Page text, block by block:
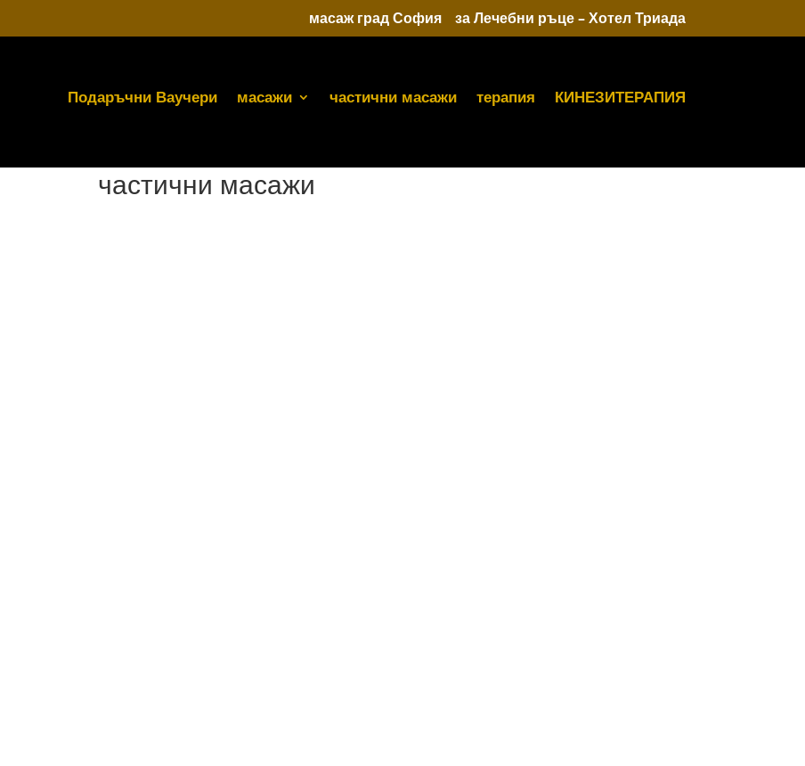
масаж град София за Лечебни ръце – Хотел Триада
Подаръчни Ваучери масажи частични масажи терапия КИНЕЗИТЕРАПИЯ
частични масажи